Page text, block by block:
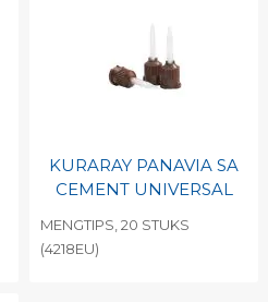
KURARAY PANAVIA SA
CEMENT UNIVERSAL
MENGTIPS, 20 STUKS
(4218EU)